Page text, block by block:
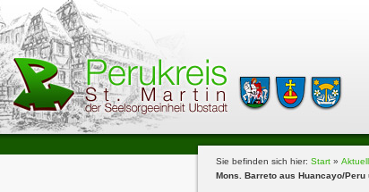
Sie befinden sich hier: Start»
Mons. Barreto aus Huancayo/Peru